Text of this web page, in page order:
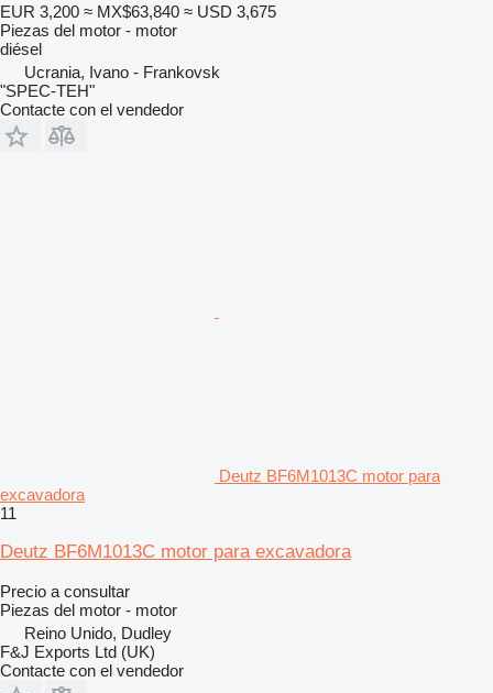
EUR 3,200 ≈ MX$63,840 ≈ USD 3,675
Piezas del motor - motor
diésel
Ucrania, Ivano - Frankovsk
"SPEC-TEH"
Contacte con el vendedor
Deutz BF6M1013C motor para
excavadora
11
Deutz BF6M1013C motor para excavadora
Precio a consultar
Piezas del motor - motor
Reino Unido, Dudley
F&J Exports Ltd (UK)
Contacte con el vendedor